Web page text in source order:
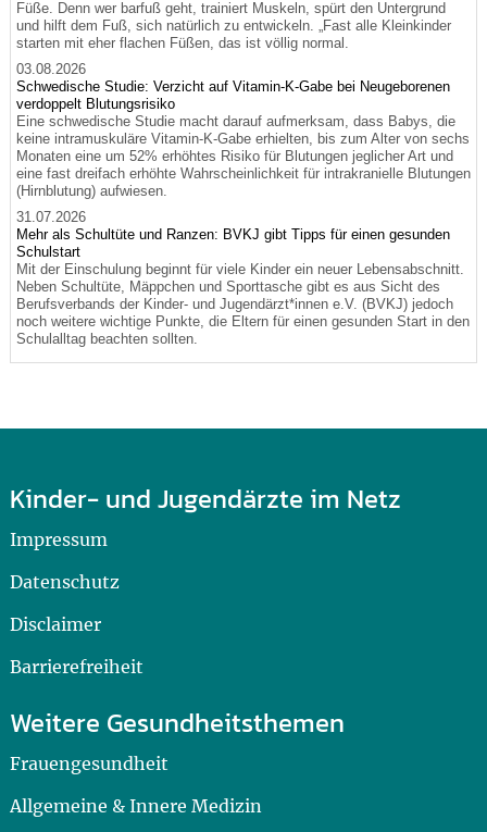
Füße. Denn wer barfuß geht, trainiert Muskeln, spürt den Untergrund
und hilft dem Fuß, sich natürlich zu entwickeln. „Fast alle Kleinkinder
starten mit eher flachen Füßen, das ist völlig normal.
03.08.2026
Schwedische Studie: Verzicht auf Vitamin-K-Gabe bei Neugeborenen
verdoppelt Blutungsrisiko
Eine schwedische Studie macht darauf aufmerksam, dass Babys, die
keine intramuskuläre Vitamin-K-Gabe erhielten, bis zum Alter von sechs
Monaten eine um 52% erhöhtes Risiko für Blutungen jeglicher Art und
eine fast dreifach erhöhte Wahrscheinlichkeit für intrakranielle Blutungen
(Hirnblutung) aufwiesen.
31.07.2026
Mehr als Schultüte und Ranzen: BVKJ gibt Tipps für einen gesunden
Schulstart
Mit der Einschulung beginnt für viele Kinder ein neuer Lebensabschnitt.
Neben Schultüte, Mäppchen und Sporttasche gibt es aus Sicht des
Berufsverbands der Kinder- und Jugendärzt*innen e.V. (BVKJ) jedoch
noch weitere wichtige Punkte, die Eltern für einen gesunden Start in den
Schulalltag beachten sollten.
Kinder- und Jugendärzte im Netz
Impressum
Datenschutz
Disclaimer
Barrierefreiheit
Weitere Gesundheitsthemen
Frauengesundheit
Allgemeine & Innere Medizin